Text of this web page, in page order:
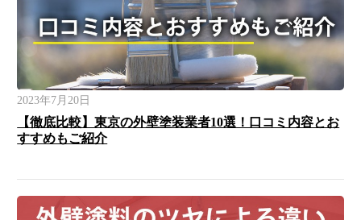
2023年7月20日
【徹底比較】東京の外壁塗装業者10選！口コミ内容とお
すすめもご紹介